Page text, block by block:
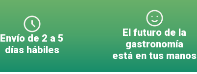
Envío de 2 a 5
días hábiles
El futuro de la
gastronomía
está en tus manos